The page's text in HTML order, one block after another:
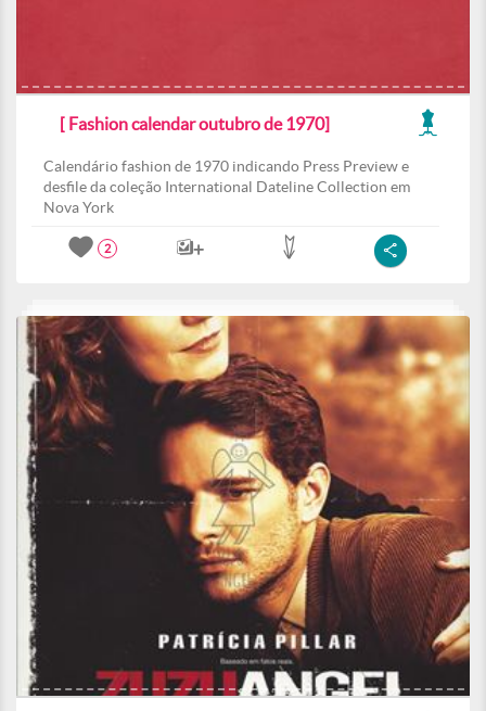
[ Fashion calendar outubro de 1970]
Calendário fashion de 1970 indicando Press Preview e
desfile da coleção International Dateline Collection em
Nova York
2